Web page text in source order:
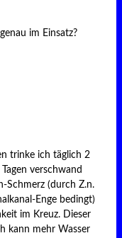
im Einsatz?
trinke ich täglich 2
verschwand
Schmerz (durch Z.n.
Enge bedingt)
im Kreuz. Dieser
kann mehr Wasser